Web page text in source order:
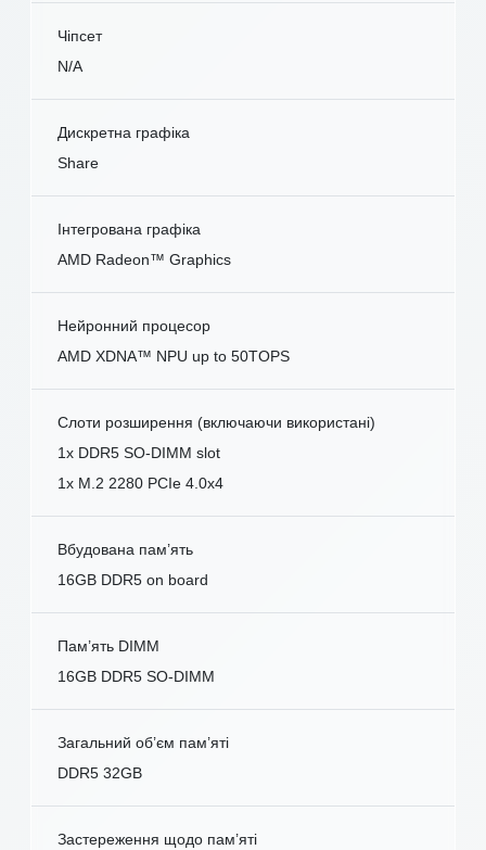
Чіпсет
N/A
Дискретна графіка
Share
Інтегрована графіка
AMD Radeon™ Graphics
Нейронний процесор
AMD XDNA™ NPU up to 50TOPS
Слоти розширення (включаючи використані)
1x DDR5 SO-DIMM slot
1x M.2 2280 PCIe 4.0x4
Вбудована пам’ять
16GB DDR5 on board
Пам’ять DIMM
16GB DDR5 SO-DIMM
Загальний об’єм пам’яті
DDR5 32GB
Застереження щодо пам’яті